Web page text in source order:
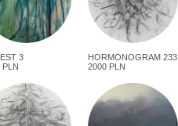
3
PLN
HORMONOGRAM 233
2000 PLN